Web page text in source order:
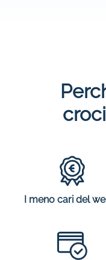
I meno cari del